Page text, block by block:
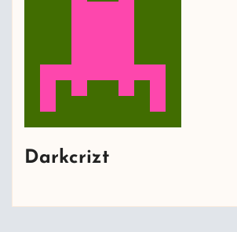
Darkcrizt